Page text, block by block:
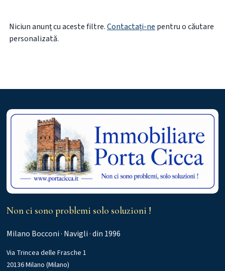
Niciun anunț cu aceste filtre.Contactați-ne pentru o căutare
personalizată.
Non ci sono problemi solo soluzioni !
Milano Bocconi · Navigli · din 1996
Via Trincea delle Frasche 1
20136 Milano (Milano)